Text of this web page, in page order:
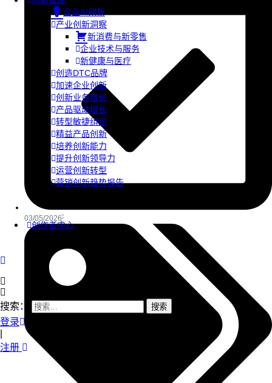
企业AI创新
产业创新洞察
新消费与新零售
企业技术与服务
新健康与医疗
创造DTC品牌
加速企业创新
创新业务增长
产品驱动增长
转型敏捷组织
精益产品创新
培养创新能力
提升创新领导力
运营创新转型
营销创新趋势报告
创作者中心
搜索：
登录
注册
03/05/2026